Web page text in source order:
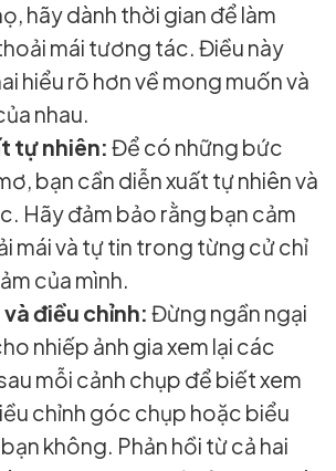
hãy dành thời gian để làm
mái tương tác. Điều này
hiểu rõ hơn về mong muốn và
nhau.
tự nhiên: Để có những bức
bạn cần diễn xuất tự nhiên và
Hãy đảm bảo rằng bạn cảm
mái và tự tin trong từng cử chỉ
của mình.
và điều chỉnh: Đừng ngần ngại
nhiếp ảnh gia xem lại các
mỗi cảnh chụp để biết xem
chỉnh góc chụp hoặc biểu
không. Phản hồi từ cả hai